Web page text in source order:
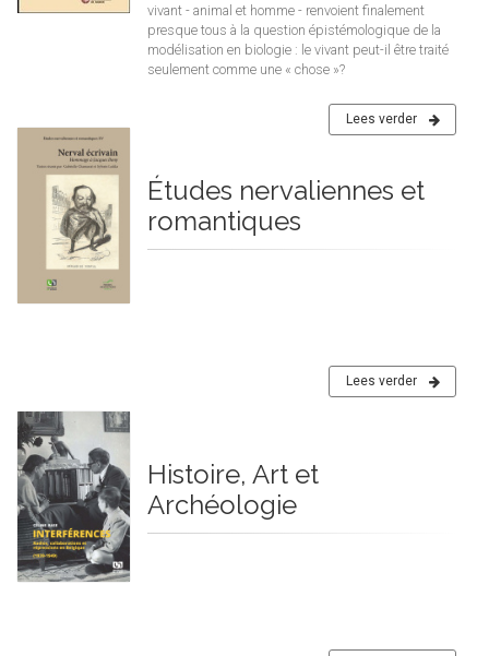
vivant - animal et homme - renvoient finalement
presque tous à la question épistémologique de la
modélisation en biologie : le vivant peut-il être traité
seulement comme une « chose »?
Lees verder
Études nervaliennes et
romantiques
Lees verder
Histoire, Art et
Archéologie